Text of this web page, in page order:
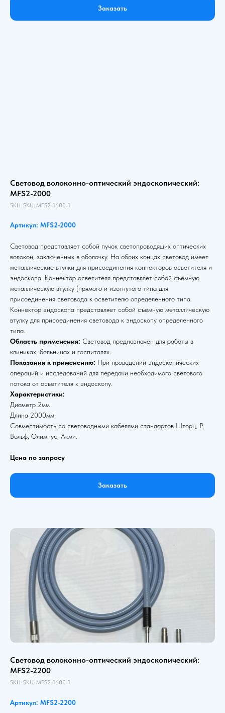
Заказать
Световод волоконно-оптический эндоскопический:
MFS2-2000
SKU: SKU: MFS2-1600-1
Артикул: MFS2-2000
Световод представляет собой пучок светопроводящих оптических
волокон, заключенных в оболочку. На обоих концах световод имеет
металлические втулки для присоединения коннекторов осветителя и
эндоскопа. Коннектор осветителя представляет собой съемную
металлическую втулку (прямого и изогнутого типа для
присоединения световода к осветителю определенного типа.
Коннектор эндоскопа представляет собой съемную металлическую
втулку для присоединения световода к эндоскопу определенного
типа.
Область применения: Световод предназначен для работы в
клиниках, больницах и госпиталях.
Показания к применению: При проведении эндоскопических
операций и исследований для передачи необходимого светового
потока от осветителя к эндоскопу.
Характеристики:
Диаметр 2мм
Длина 2000мм
Совместимость со световодными кабелями стандартов Шторц, Р.
Вольф, Олимпус, Акми.
Цена по запросу
Заказать
Световод волоконно-оптический эндоскопический:
MFS2-2200
SKU: SKU: MFS2-1600-1
Артикул: MFS2-2200